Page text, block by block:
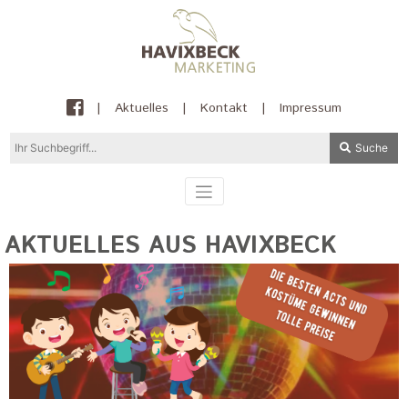
| Aktuelles | Kontakt | Impressum
Suche
AKTUELLES AUS HAVIXBECK